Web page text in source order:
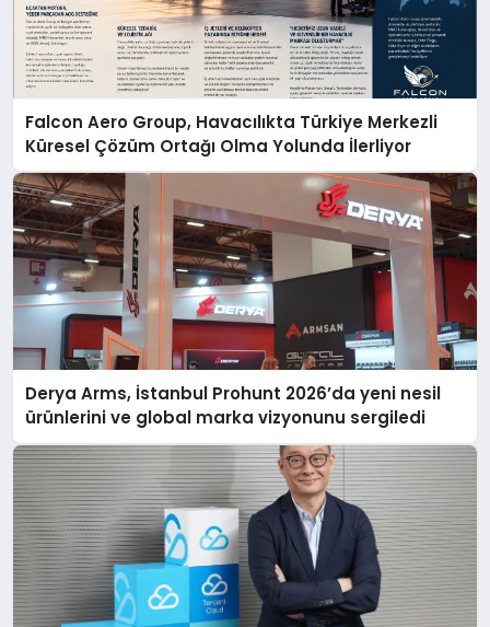
Falcon Aero Group, Havacılıkta Türkiye Merkezli
Küresel Çözüm Ortağı Olma Yolunda İlerliyor
Derya Arms, İstanbul Prohunt 2026’da yeni nesil
ürünlerini ve global marka vizyonunu sergiledi